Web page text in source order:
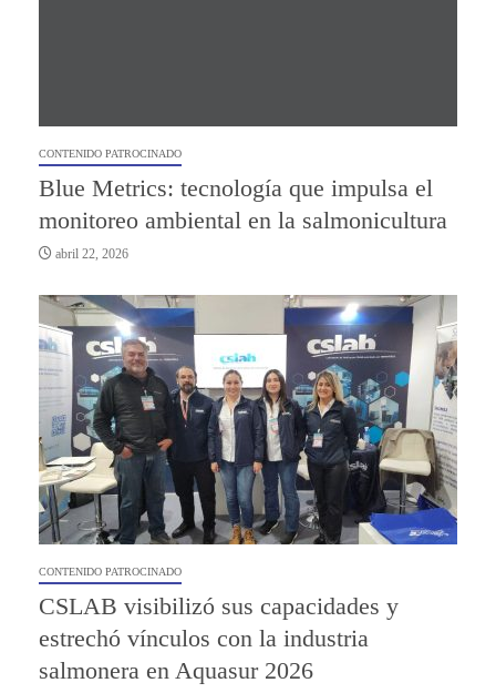
CONTENIDO PATROCINADO
Blue Metrics: tecnología que impulsa el
monitoreo ambiental en la salmonicultura
abril 22, 2026
CONTENIDO PATROCINADO
CSLAB visibilizó sus capacidades y
estrechó vínculos con la industria
salmonera en Aquasur 2026